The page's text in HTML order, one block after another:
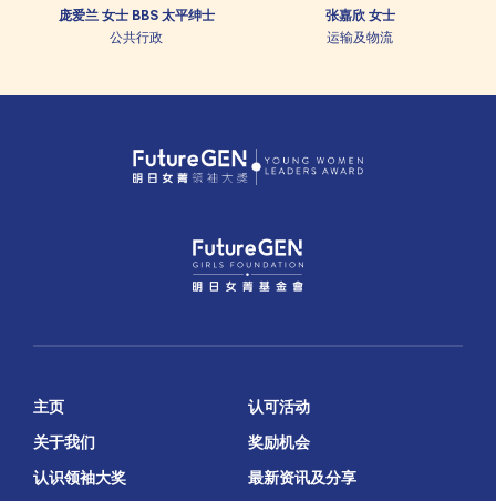
庞爱兰 女士 BBS 太平绅士
公共行政
张嘉欣 女士
运输及物流
主页
关于我们
认识领袖大奖
认可活动
奖励机会
最新资讯及分享